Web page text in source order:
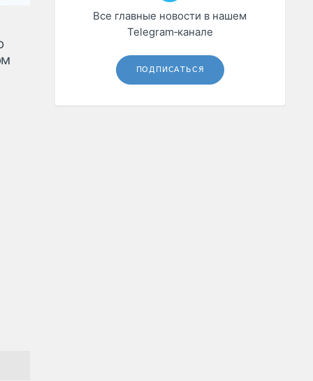
Все главные новости в нашем
Telegram‑канале
ПОДПИСАТЬСЯ